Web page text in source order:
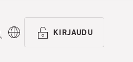
ETSI KIRJAUDU